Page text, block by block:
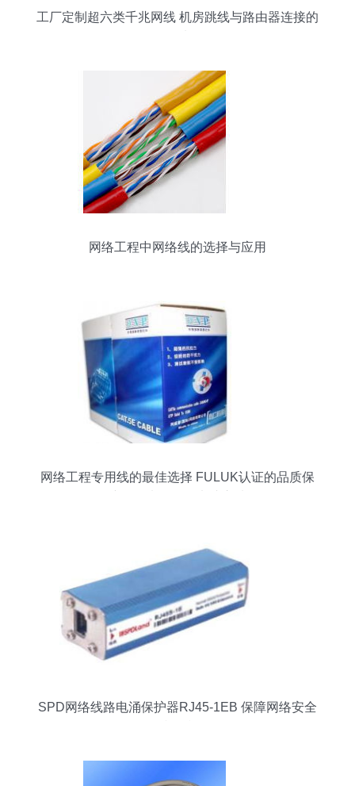
工厂定制超六类千兆网线 机房跳线与路由器连接的
网络工程中网络线的选择与应用
网络工程专用线的最佳选择 FULUK认证的品质保
SPD网络线路电涌保护器RJ45-1EB 保障网络安全